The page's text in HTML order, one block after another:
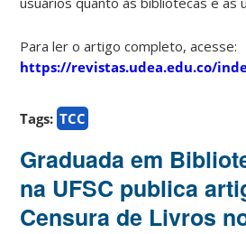
Para ler o artigo completo, acesse:
https://revistas.udea.edu.co/
Tags: TCC
Graduada em
na UFSC publica
Censura de Livros